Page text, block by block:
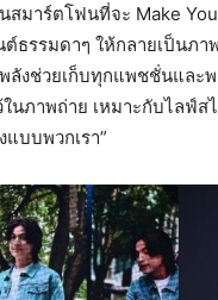
นสมาร์ตโฟนที่จะ Make
ธรรมดาๆ ให้กลายเป็นภา
ลังช่วยเก็บทุกแพชชั่นและพ
ในภาพถ่าย เหมาะกับไลฟ์
บบพวกเรา”